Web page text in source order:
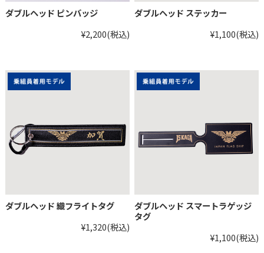
ダブルヘッド ピンバッジ
¥2,200(税込)
ダブルヘッド ステッカー
¥1,100(税込)
ダブルヘッド 織フライトタグ
¥1,320(税込)
ダブルヘッド スマートラゲッジ
タグ
¥1,100(税込)